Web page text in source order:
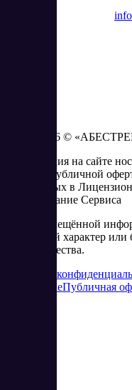
2023 - 2026 ©
Информация на сайте
является публичной
изложенных в
использование Сервиса
Часть размещённой
рекламный характер или
сотрудничества.
Политика
соглашениеПубличная